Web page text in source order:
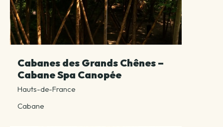
Cabanes des Grands Chênes –
Cabane Spa Canopée
Hauts-de-France
Cabane